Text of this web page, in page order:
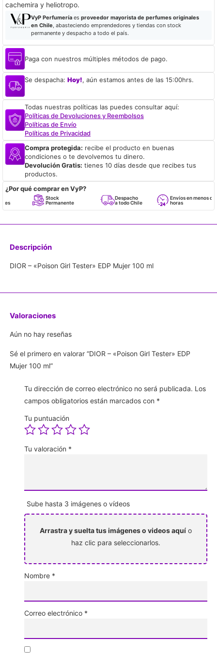
cachemira y heliotropo.
VyP Perfumeríaes proveedor mayorista de perfumes originales
en Chile, abasteciendo emprendedores y tiendas con stock
permanente y despacho a todo el país.
Paga con nuestros múltiples métodos de pago.
Se despacha: Hoy!, aún estamos antes de las 15:00hrs.
Todas nuestras políticas las puedes consultar aquí:
Políticas de Devoluciones y Reembolsos
Políticas de Envío
Políticas de Privacidad
Compra protegida: recibe el producto en buenas
condiciones o te devolvemos tu dinero.
Devolución Gratis: tienes 10 días desde que recibes tus
productos.
¿Por qué comprar en VyP?
Stock
Permanente
Despacho
a todo Chile
Envíos en menos de 24
horas
Descripción
DIOR – «Poison Girl Tester» EDP Mujer 100 ml
Valoraciones
Aún no hay reseñas
Sé el primero en valorar “DIOR – «Poison Girl Tester» EDP
Mujer 100 ml”
Tu dirección de correo electrónico no será publicada. Los
campos obligatorios están marcados con *
Tu puntuación
Tu valoración *
Sube hasta 3 imágenes o vídeos
Arrastra y suelta tus imágenes o videos aquí o
haz clic para seleccionarlos.
Nombre *
Correo electrónico *